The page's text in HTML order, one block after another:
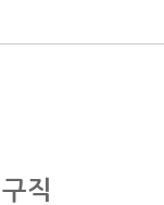
직